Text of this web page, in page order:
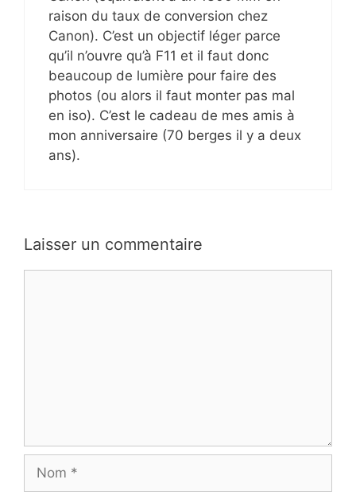
raison du taux de conversion chez
Canon). C’est un objectif léger parce
qu’il n’ouvre qu’à F11 et il faut donc
beaucoup de lumière pour faire des
photos (ou alors il faut monter pas mal
en iso). C’est le cadeau de mes amis à
mon anniversaire (70 berges il y a deux
ans).
Laisser un commentaire